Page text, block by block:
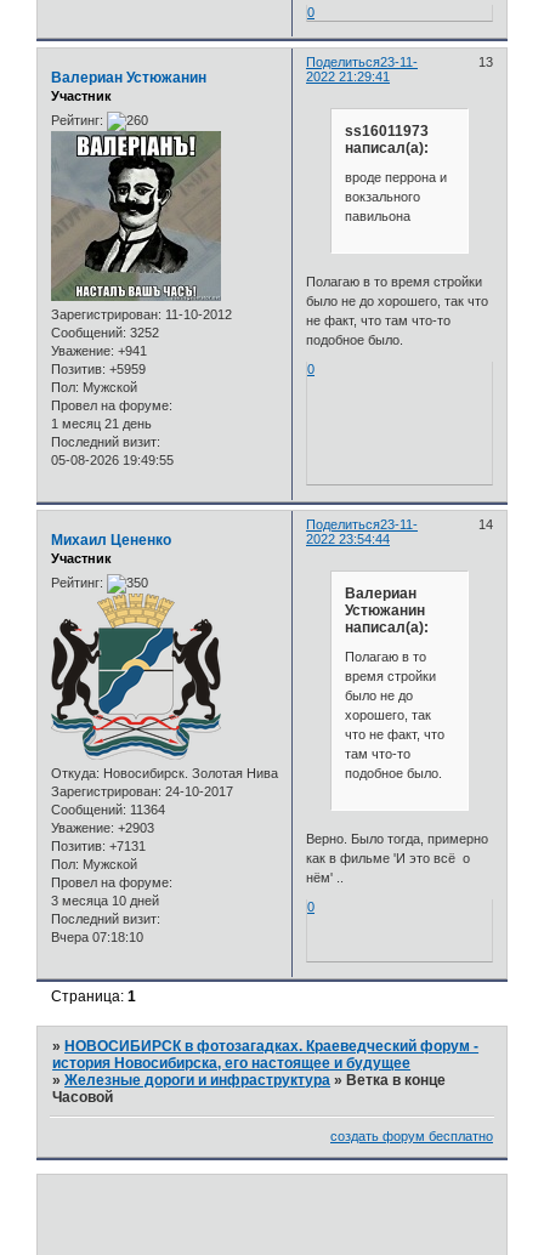
0
Поделиться 13
23-11-
2022 21:29:41
Валериан Устюжанин
Участник
Рейтинг:
Зарегистрирован: 11-10-2012
Сообщений: 3252
Уважение: +941
Позитив: +5959
Пол: Мужской
Провел на форуме:
1 месяц 21 день
Последний визит:
05-08-2026 19:49:55
ss16011973
написал(а):
вроде перрона и
вокзального
павильона
Полагаю в то время стройки
было не до хорошего, так что
не факт, что там что-то
подобное было.
0
Поделиться 14
23-11-
2022 23:54:44
Михаил Цененко
Участник
Рейтинг:
Откуда: Новосибирск. Золотая Нива
Зарегистрирован: 24-10-2017
Сообщений: 11364
Уважение: +2903
Позитив: +7131
Пол: Мужской
Провел на форуме:
3 месяца 10 дней
Последний визит:
Вчера 07:18:10
Валериан
Устюжанин
написал(а):
Полагаю в то
время стройки
было не до
хорошего, так
что не факт, что
там что-то
подобное было.
Верно. Было тогда, примерно
как в фильме 'И это всё о
нём' ..
0
Страница:1
» НОВОСИБИРСК в фотозагадках. Краеведческий форум -
история Новосибирска, его настоящее и будущее
»Железные дороги и инфраструктура » Ветка в конце
Часовой
создать форум бесплатно